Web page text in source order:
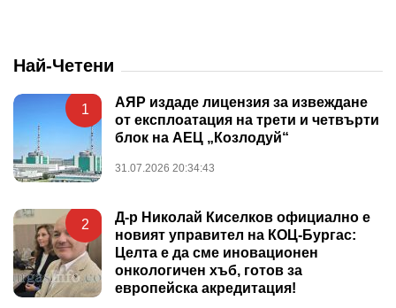
Най-Четени
1
АЯР издаде лицензия за извеждане
от експлоатация на трети и четвърти
блок на АЕЦ „Козлодуй“
31.07.2026 20:34:43
2
Д-р Николай Киселков официално е
новият управител на КОЦ-Бургас:
Целта е да сме иновационен
онкологичен хъб, готов за
европейска акредитация!